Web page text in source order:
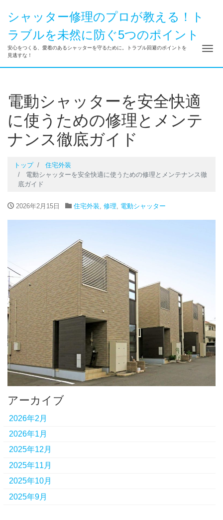
シャッター修理のプロが教える！ト
ラブルを未然に防ぐ5つのポイント
安心をつくる、愛着のあるシャッターを守るために。トラブル回避のポイントを
見逃すな！
ナ
電動シャッターを安全快適
に使うための修理とメンテ
ナンス徹底ガイド
トップ
住宅外装
電動シャッターを安全快適に使うための修理とメンテナンス徹
底ガイド
2026年2月15日 住宅外装, 修理, 電動シャッター
アーカイブ
2026年2月
2026年1月
2025年12月
2025年11月
2025年10月
2025年9月